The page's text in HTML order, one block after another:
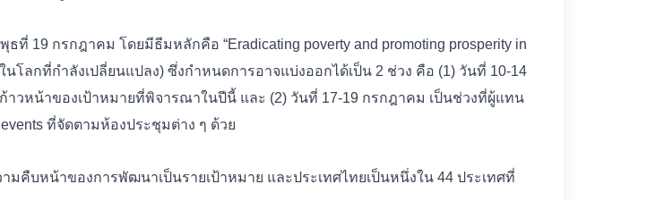
19 กรกฎาคม โดยมีธีมหลักคือ “Eradicating poverty and promoting prosperity in
โลกที่กำลังเปลี่ยนแปลง) ซึ่งกำหนดการอาจแบ่งออกได้เป็น 2 ช่วง คือ (1) วันที่ 10-14
วหน้าของเป้าหมายที่พิจารณาในปีนี้ และ (2) วันที่ 17-19 กรกฎาคม เป็นช่วงที่ผู้แทน
ที่จัดตามห้องประชุมต่าง ๆ ด้วย
คืบหน้าของการพัฒนาเป็นรายเป้าหมาย และประเทศไทยเป็นหนึ่งใน 44 ประเทศที่